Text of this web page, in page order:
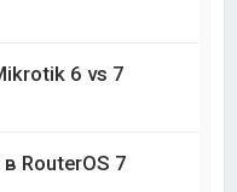
6 vs 7
в RouterOS 7